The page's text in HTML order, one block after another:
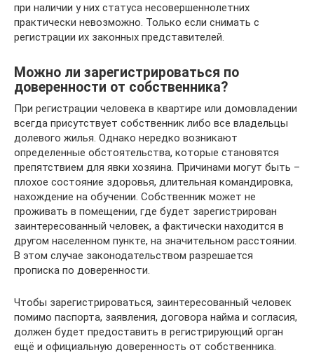
при наличии у них статуса несовершеннолетних
практически невозможно. Только если снимать с
регистрации их законных представителей.
Можно ли зарегистрироваться по
доверенности от собственника?
При регистрации человека в квартире или домовладении
всегда присутствует собственник либо все владельцы
долевого жилья. Однако нередко возникают
определенные обстоятельства, которые становятся
препятствием для явки хозяина. Причинами могут быть –
плохое состояние здоровья, длительная командировка,
нахождение на обучении. Собственник может не
проживать в помещении, где будет зарегистрирован
заинтересованный человек, а фактически находится в
другом населенном пункте, на значительном расстоянии.
В этом случае законодательством разрешается
прописка по доверенности.
Чтобы зарегистрироваться, заинтересованный человек
помимо паспорта, заявления, договора найма и согласия,
должен будет предоставить в регистрирующий орган
ещё и официальную доверенность от собственника.